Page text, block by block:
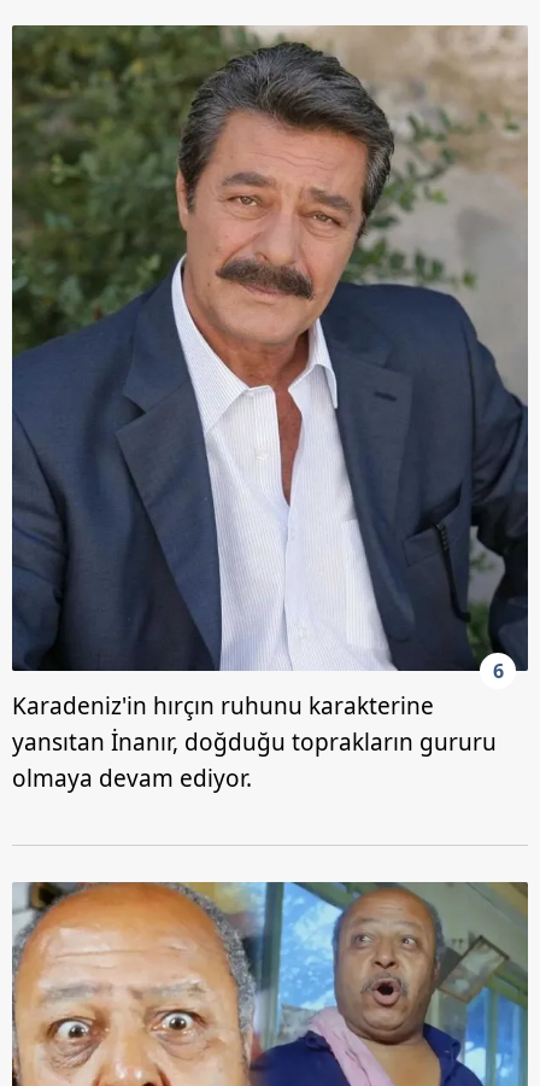
6
Karadeniz'in hırçın ruhunu karakterine
yansıtan İnanır, doğduğu toprakların gururu
olmaya devam ediyor.